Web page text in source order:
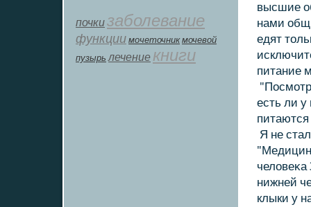
почкизаболевание
функции мοчеточник мочевой
пузырь лечение книги
высшие
нами
едят
питание
есть ли у
Я не
нижней
клыки у